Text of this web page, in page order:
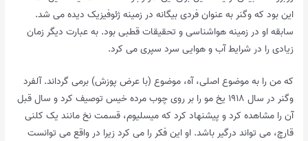
این بود که وگنر به عنوان فردی بیگانه در زمینه ژئوفیزیک دیده می شد.
سابقه او در زمینه هواشناسی و تحقیقات قطبی بود. به عبارت دیگر زمان
زیادی را در شرایط آب و هوایی سرد سپری می کرد.
که من را به موضوع اصلی، آه، موضوع (با عرض پوزش) برمی گرداند. آلفرد
وگنر در سال ۱۹۱۸ یخ مو را بر روی چوب مرده خیس توصیف کرد و سال قبل
آن را مشاهده کرد و پیشنهاد کرد که میسلیوم، قسمت نخ مانند یک کلنی
قارچ، می تواند درگیر باشد. او این فکر را می کرد زیرا در واقع می توانست